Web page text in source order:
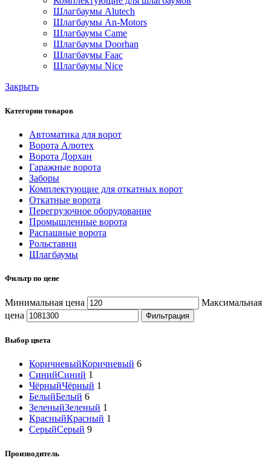
Шлагбаумы Alutech
Шлагбаумы An-Motors
Шлагбаумы Came
Шлагбаумы Doorhan
Шлагбаумы Faac
Шлагбаумы Nice
Закрыть
Категории товаров
Автоматика для ворот
Ворота Алютех
Ворота Дорхан
Гаражные ворота
Заборы
Комплектующие для откатных ворот
Откатные ворота
Перегрузочное оборудование
Промышленные ворота
Распашные ворота
Рольставни
Шлагбаумы
Фильтр по цене
Минимальная цена
Максимальная
цена
Фильтрация
Выбор цвета
КоричневыйКоричневый 6
СинийСиний 1
ЧёрныйЧёрный 1
БелыйБелый 6
ЗеленыйЗеленый 1
КрасныйКрасный 1
СерыйСерый 9
Производитель